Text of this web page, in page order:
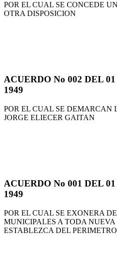
POR EL CUAL SE CONCEDE
OTRA DISPOSICION
ACUERDO No 002 DEL
1949
POR EL CUAL SE DEMARCAN
JORGE ELIECER GAITAN
ACUERDO No 001 DEL
1949
POR EL CUAL SE EXONERA
MUNICIPALES A TODA
ESTABLEZCA DEL